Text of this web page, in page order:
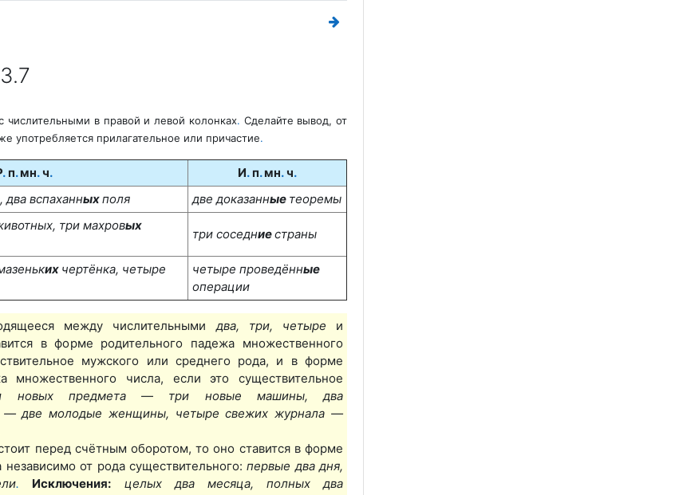
числительными в правой и левой колонках. Сделайте вывод, от
употребляется прилагательное или причастие.
.п.мн.ч. И. п.мн. ч.
два вспаханныхполя две доказанные теоремы
три махровых
три соседниестраны
их чер­тёнка, четыре
четыре проведённые
операции
между числительными два, три, четыре и
в форме родительного падежа множественного
мужского или среднего рода, и в форме
множественного числа, если это существительное
новых предмета— три новые машины, два
— двемолодые женщины, четыре свежих журнала —
перед счётным оборотом, то оно ставится в форме
от рода существительного:первые два дня,
. Исключения: целых два месяца, полных два